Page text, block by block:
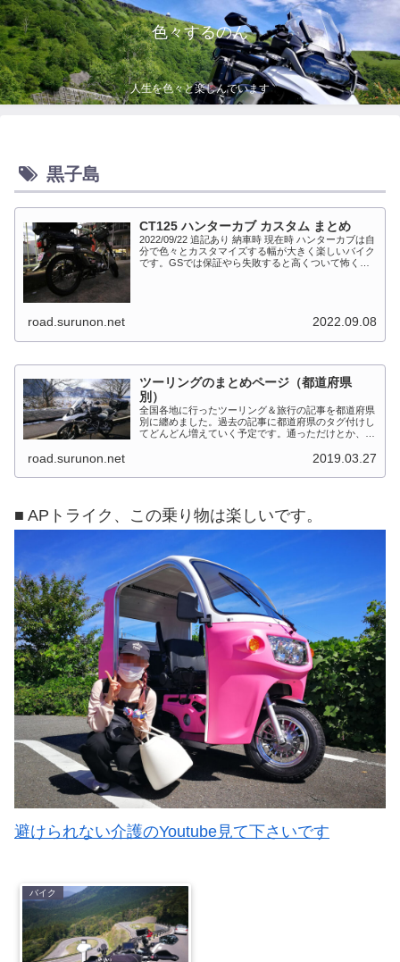
色々するのん
人生を色々と楽しんでいます
黒子島
CT125 ハンターカブ カスタム まとめ
2022/09/22 追記あり 納車時 現在時 ハンターカブは自
分で色々とカスタマイズする幅が大きく楽しいバイク
です。GSでは保証やら失敗すると高くついて怖くて
road.surunon.net 2022.09.08
ツーリングのまとめページ（都道府県
別）
全国各地に行ったツーリング＆旅行の記事を都道府県
別に纏めました。過去の記事に都道府県のタグ付けし
てどんどん増えていく予定です。通っただけとか、中
なかなか難しいですね、能登半島とか北陸とか、石
road.surunon.net 2019.03.27
■ APトライク、この乗り物は楽しいです。
避けられない介護のYoutube見て下さいです
バイク